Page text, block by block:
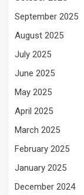
September 2025
August 2025
July 2025
June 2025
May 2025
April 2025
March 2025
February 2025
January 2025
December 2024